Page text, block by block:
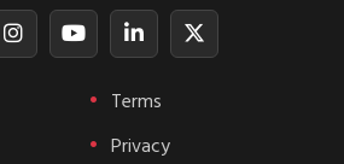
Terms
Privacy